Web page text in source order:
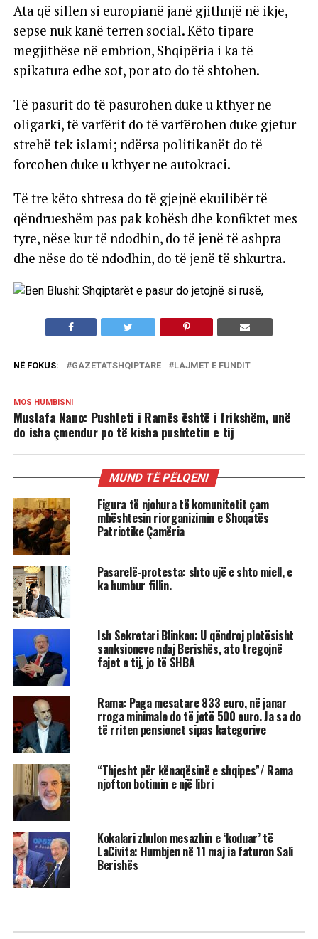
Ata që sillen si europianë janë gjithnjë në ikje,
sepse nuk kanë terren social. Këto tipare
megjithëse në embrion, Shqipëria i ka të
spikatura edhe sot, por ato do të shtohen.
Të pasurit do të pasurohen duke u kthyer ne
oligarki, të varfërit do të varfërohen duke gjetur
strehë tek islami; ndërsa politikanët do të
forcohen duke u kthyer ne autokraci.
Të tre këto shtresa do të gjejnë ekuilibër të
qëndrueshëm pas pak kohësh dhe konfiktet mes
tyre, nëse kur të ndodhin, do të jenë të ashpra
dhe nëse do të ndodhin, do të jenë të shkurtra.
NË FOKUS: GAZETATSHQIPTARE LAJMET E FUNDIT
MOS HUMBISNI
Mustafa Nano: Pushteti i Ramës është i frikshëm, unë
do isha çmendur po të kisha pushtetin e tij
MUND TË PËLQENI
Figura të njohura të komunitetit çam
mbështesin riorganizimin e Shoqatës
Patriotike Çamëria
Pasarelë-protesta: shto ujë e shto miell, e
ka humbur fillin.
Ish Sekretari Blinken: U qëndroj plotësisht
sanksioneve ndaj Berishës, ato tregojnë
fajet e tij, jo të SHBA
Rama: Paga mesatare 833 euro, në janar
rroga minimale do të jetë 500 euro. Ja sa do
të rriten pensionet sipas kategorive
“Thjesht për kënaqësinë e shqipes”/ Rama
njofton botimin e një libri
Kokalari zbulon mesazhin e ‘koduar’ të
LaCivita: Humbjen në 11 maj ia faturon Sali
Berishës